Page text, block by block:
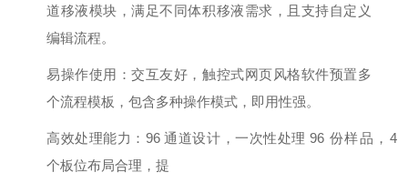
道移液模块，满⾜不同体积移液需求，且⽀持⾃定义
编辑流程。
易操作使⽤：交互友好，触控式⽹⻚⻛格软件预置多
个流程模板，包含多种操作模式，即⽤性强。
⾼效处理能⼒： 96 通道设计，⼀次性处理 96 份样品，4
个板位布局合理，提